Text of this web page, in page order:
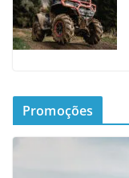
Promoções